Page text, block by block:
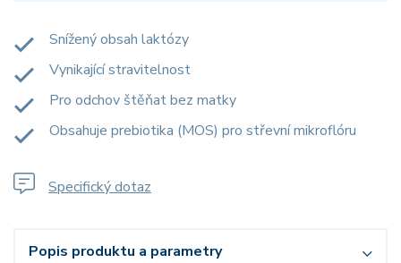
Snížený obsah laktózy
Vynikající stravitelnost
Pro odchov štěňat bez matky
Obsahuje prebiotika (MOS) pro střevní mikroflóru
Specifický dotaz
Popis produktu a parametry